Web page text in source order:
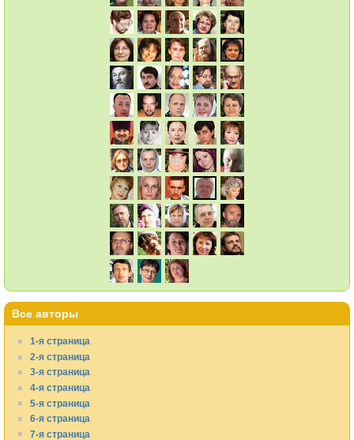
Все авторы
1-я страница
2-я страница
3-я страница
4-я страница
5-я страница
6-я страница
7-я страница